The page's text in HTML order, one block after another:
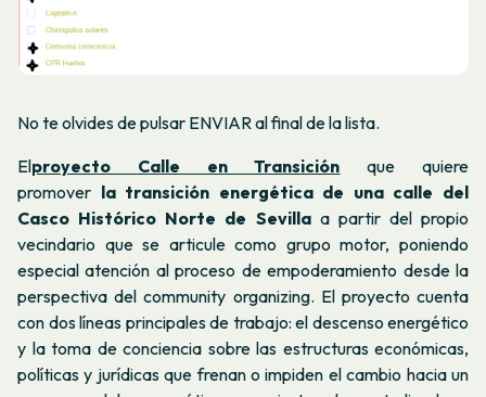
No te olvides de pulsar ENVIAR al final de la lista.
Elproyecto Calle en Transición que quiere
promover la transición energética de una calle del
Casco Histórico Norte de Sevillaa partir del propio
vecindario que se articule como grupo motor, poniendo
especial atención al proceso de empoderamiento desde la
perspectiva del community organizing. El proyecto cuenta
con dos líneas principales de trabajo: el descenso energético
y la toma de conciencia sobre las estructuras económicas,
políticas y jurídicas que frenan o impiden el cambio hacia un